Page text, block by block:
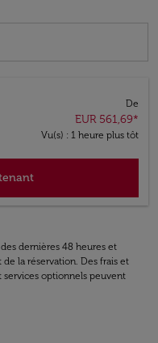
De
EUR 561,69*
Vu(s) : 1 heure plus tôt
dernières 48 heures et
la réservation. Des frais et
services optionnels peuvent